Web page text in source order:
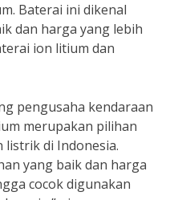
Baterai ini dikenal
dan harga yang lebih
ion litium dan
pengusaha kendaraan
merupakan pilihan
di Indonesia.
yang baik dan harga
cocok digunakan